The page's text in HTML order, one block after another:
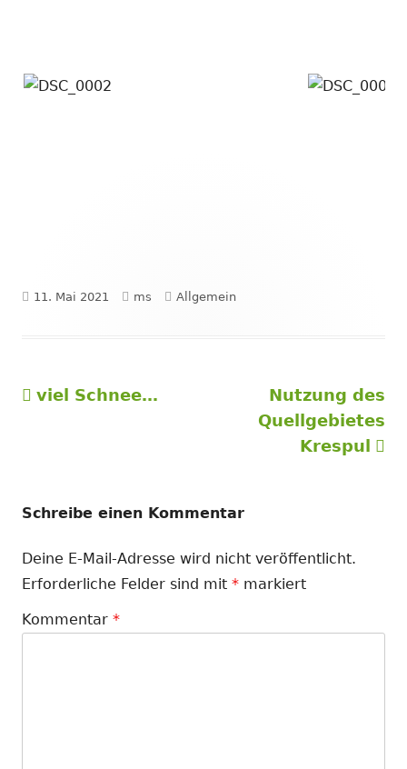
Veröffentlicht
11. Mai 2021 Autor
ms Kategorien
Allgemein
Beitragsnavigation
Vorheriger
viel Schnee…
Nächster
Beitrag
Nutzung des
Quellgebietes
Krespul
Schreibe einen Kommentar
Deine E-Mail-Adresse wird nicht veröffentlicht.
Erforderliche Felder sind mit * markiert
Kommentar *